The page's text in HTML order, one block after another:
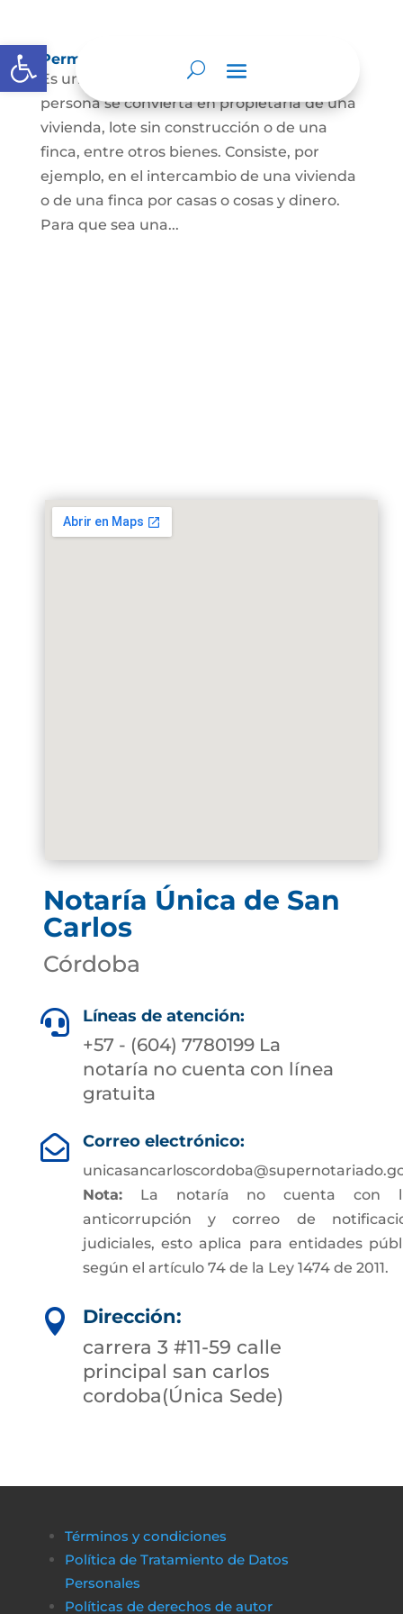
Abrir barra de herramientas
Permuta de Inmuebles
Es uno de los contratos para que una
persona se convierta en propietaria de una
vivienda, lote sin construcción o de una
finca, entre otros bienes. Consiste, por
ejemplo, en el intercambio de una vivienda
o de una finca por casas o cosas y dinero.
Para que sea una...
Notaría Única de San
Carlos
Córdoba
 Líneas de atención:
+57 - (604) 7780199 La
notaría no cuenta con línea
gratuita
 Correo electrónico:
Nota:La notaría no cuenta con
anticorrupción y correo de
judiciales, esto aplica para entidades
según el artículo 74 de la Ley 1474 de 2011.

Dirección:
carrera 3 #11-59 calle
principal san carlos
cordoba(Única Sede)
Términos y condiciones
Política de Tratamiento de Datos
Personales
Políticas de derechos de autor